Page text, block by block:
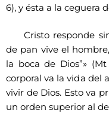
6), y ésta a la ceguera
Cristo responde
de pan vive el
la boca de Dios”»
corporal va la vida del
vivir de Dios. Esto va
un orden superior al